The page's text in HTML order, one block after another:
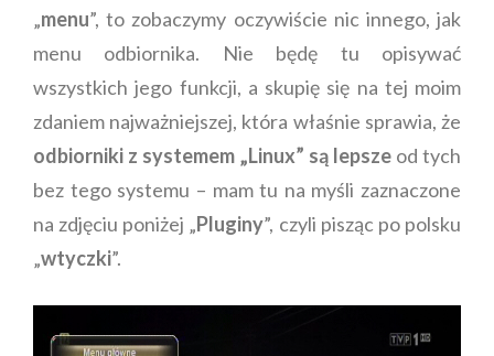
„menu”, to zobaczymy oczywiście nic innego, jak
menu odbiornika. Nie będę tu opisywać
wszystkich jego funkcji, a skupię się na tej moim
zdaniem najważniejszej, która właśnie sprawia, że
odbiorniki z systemem „Linux” są lepsze od tych
bez tego systemu – mam tu na myśli zaznaczone
na zdjęciu poniżej „Pluginy”, czyli pisząc po polsku
„wtyczki”.